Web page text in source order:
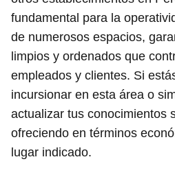
fundamental para la
de numerosos espacios,
limpios y ordenados que
empleados y clientes. Si
incursionar en esta área o
actualizar tus conocimientos
ofreciendo en términos
lugar indicado.